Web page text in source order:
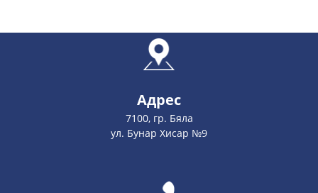
Адрес
7100, гр. Бяла
ул. Бунар Хисар №9